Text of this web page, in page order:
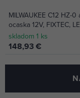
MILWAUKEE C12 HZ-0
ocaska 12V, FIXTEC,
osvětlení, bez baterie
skladom 1 ks
148,93 €